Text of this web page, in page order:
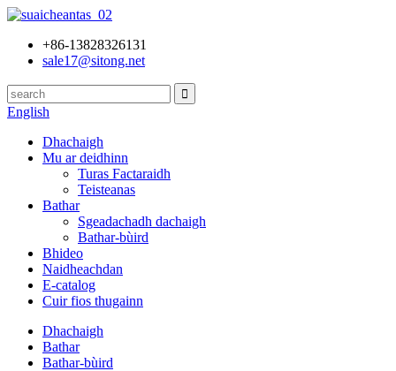
+86-13828326131
sale17@sitong.net
English
Dhachaigh
Mu ar deidhinn
Turas Factaraidh
Teisteanas
Bathar
Sgeadachadh dachaigh
Bathar-bùird
Bhideo
Naidheachdan
E-catalog
Cuir fios thugainn
Dhachaigh
Bathar
Bathar-bùird